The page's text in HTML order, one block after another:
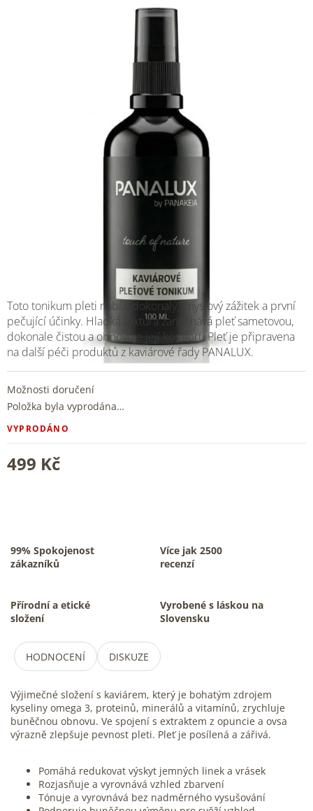
499 Kč
VYPRODÁNO
Možnosti doručení
Položka byla vyprodána…
Toto tonikum pleti nabízí dokonalý smyslový zážitek a první
pečující účinky. Hladká textura zanechává pleť sametovou,
dokonale čistou a obnovuje její komfort. Pleť je připravena
na další péči produktů z kaviárové řady PANALUX.
99% Spokojenost
zákazníků
Více jak 2500
recenzí
Přírodní a etické
složení
Vyrobené s láskou na
Slovensku
HODNOCENÍ DISKUZE
Výjimečné složení s kaviárem, který je bohatým zdrojem
kyseliny omega 3, proteinů, minerálů a vitamínů, zrychluje
buněčnou obnovu. Ve spojení s extraktem z opuncie a ovsa
výrazně zlepšuje pevnost pleti. Pleť je posílená a zářivá.
Pomáhá redukovat výskyt jemných linek a vrásek
Rozjasňuje a vyrovnává vzhled zbarvení
Tónuje a vyrovnává bez nadměrného vysušování